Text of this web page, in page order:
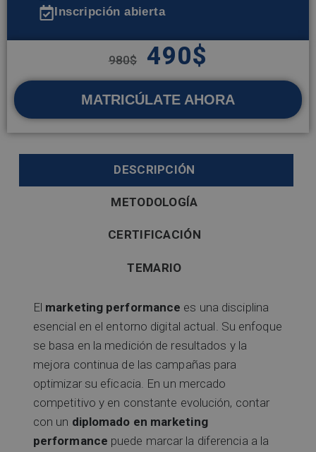
Inscripción abierta
980$ 490$
MATRICÚLATE AHORA
DESCRIPCIÓN
METODOLOGÍA
CERTIFICACIÓN
TEMARIO
El marketing performance es una disciplina
esencial en el entorno digital actual. Su enfoque
se basa en la medición de resultados y la
mejora continua de las campañas para
optimizar su eficacia. En un mercado
competitivo y en constante evolución, contar
con un diplomado en marketing
performance puede marcar la diferencia a la